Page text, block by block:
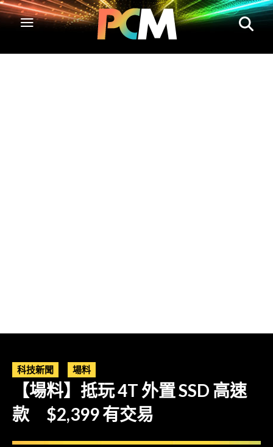
科技新聞 場料
【場料】抵玩 4T 外置 SSD 高速
款 $2,399 有交易